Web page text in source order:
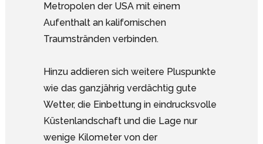
Metropolen der USA mit einem
Aufenthalt an kalifornischen
Traumstränden verbinden.
Hinzu addieren sich weitere Pluspunkte
wie das ganzjährig verdächtig gute
Wetter, die Einbettung in eindrucksvolle
Küstenlandschaft und die Lage nur
wenige Kilometer von der